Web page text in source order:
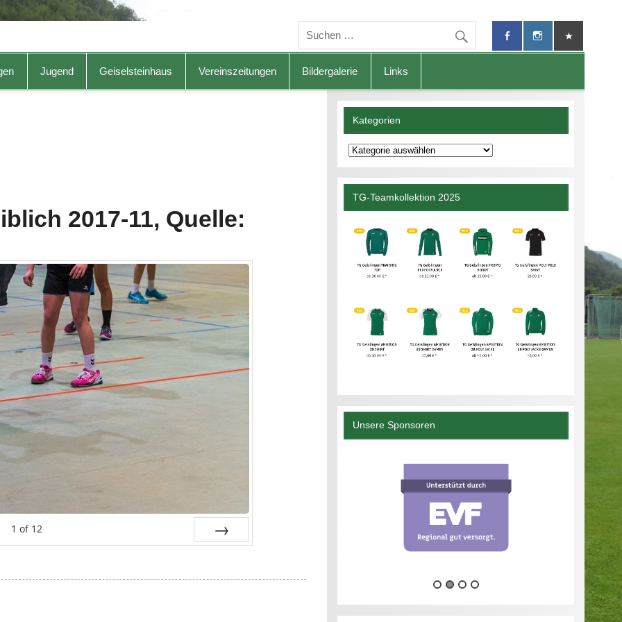
Jugend Geiselsteinhaus Vereinszeitungen Bildergalerie Links
2017-11, Quelle:
1 of 12
Kategorien
Kategorien
TG-Teamkollektion 2025
Unsere Sponsoren